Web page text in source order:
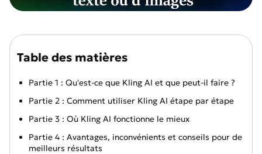
Table des matières
Partie 1 : Qu'est-ce que Kling AI et que peut-il faire ?
Partie 2 : Comment utiliser Kling AI étape par étape
Partie 3 : Où Kling AI fonctionne le mieux
Partie 4 : Avantages, inconvénients et conseils pour de
meilleurs résultats